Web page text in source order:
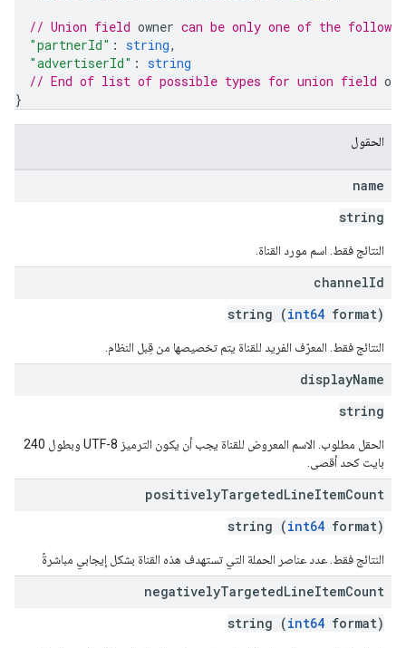
// Union field owner can be only one of the
"partnerId" : string,
"advertiserId" : string
// End of list of possible types for union field
}
الحقول
name
string
النتائج فقط. اسم مورد القناة.
channelId
string (int64 format)
النتائج فقط. المعرّف الفريد للقناة يتم تخصيصها من قِبل النظام.
displayName
string
الحقل مطلوب. الاسم المعروض للقناة يجب أن يكون الترميز UTF-8 وبطول 240
بايت كحد أقصى.
positivelyTargetedLineItemCount
string (int64 format)
النتائج فقط. عدد عناصر الحملة التي تستهدف هذه القناة بشكل إيجابي مباشرةً
negativelyTargetedLineItemCount
string (int64 format)